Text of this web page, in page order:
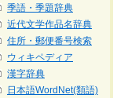
季語・季題辞典
近代文学作品名辞典
住所・郵便番号検索
ウィキペディア
漢字辞典
日本語WordNet(類語)